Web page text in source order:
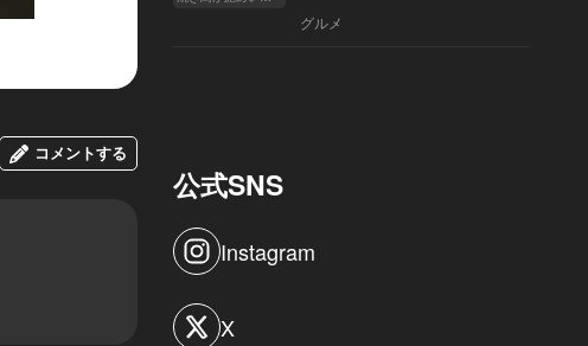
コメントする
グルメ
公式SNS
Instagram
X